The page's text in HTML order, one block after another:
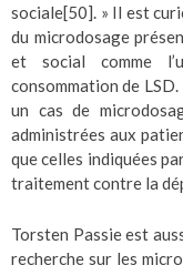
sociale[50]. » Il est
du microdosage
et social comme
consommation de
un cas de
administrées aux
que celles indiquées
traitement contre la
Torsten Passie est
recherche sur les